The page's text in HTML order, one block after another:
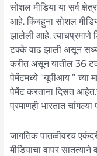
सोशल मीडिया या सर्व
आहे. किंबहुना सोशल
झालेली आहे. त्याचप्रमाणे
टक्के वाढ झाली असून
करीत असून यातील 36
पेमेंटमध्ये “यूपीआय ”
पेमेंट करताना दिसत
प्रमाणही भारतात
जागतिक पातळीवरच
मीडियाचा वापर